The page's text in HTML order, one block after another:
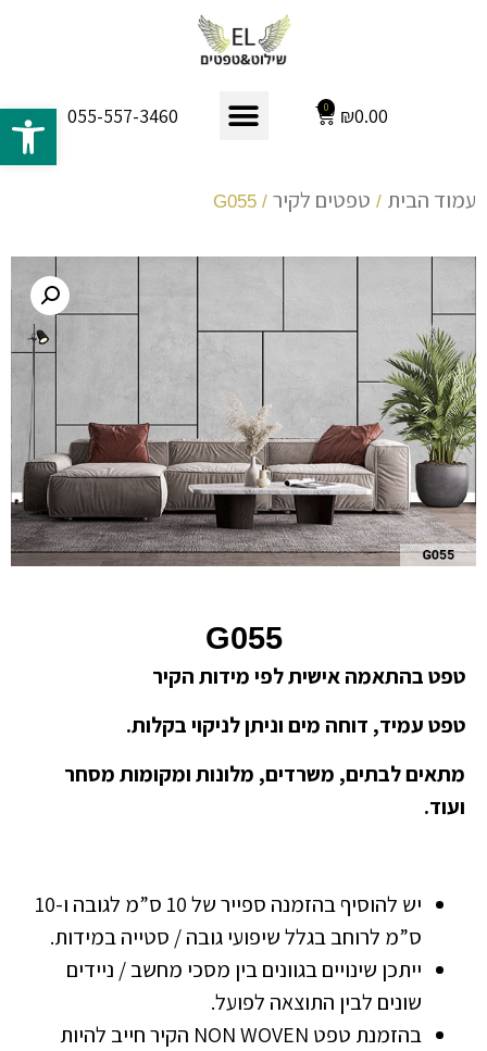
₪0.00
0
055-557-3460
עמוד הבית / טפטים לקיר / G055
G055
טפט בהתאמה אישית לפי מידות הקיר
טפט עמיד, דוחה מים וניתן לניקוי בקלות.
מתאים לבתים, משרדים, מלונות ומקומות מסחר
ועוד.
יש להוסיף בהזמנה ספייר של 10 ס”מ לגובה ו-10
ס”מ לרוחב בגלל שיפועי גובה / סטייה במידות.
ייתכן שינויים בגוונים בין מסכי מחשב / ניידים
שונים לבין התוצאה לפועל.
בהזמנת טפט NON WOVEN הקיר חייב להיות